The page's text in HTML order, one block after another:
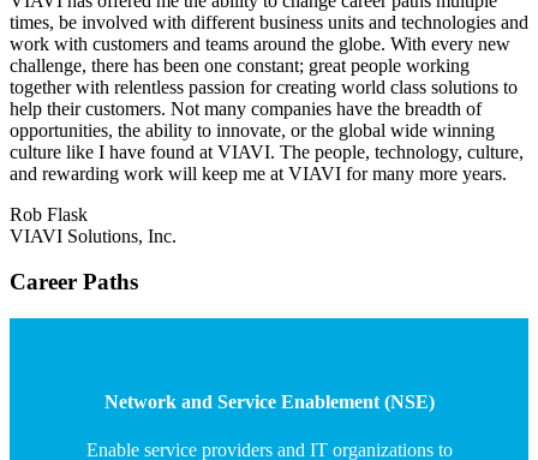
times, be involved with different business units and technologies and
work with customers and teams around the globe. With every new
challenge, there has been one constant; great people working
together with relentless passion for creating world class solutions to
help their customers. Not many companies have the breadth of
opportunities, the ability to innovate, or the global wide winning
culture like I have found at VIAVI. The people, technology, culture,
and rewarding work will keep me at VIAVI for many more years.
Rob Flask
VIAVI Solutions, Inc.
Career Paths
Network and Service Enablement (NSE)
Enable service providers and IT organizations to